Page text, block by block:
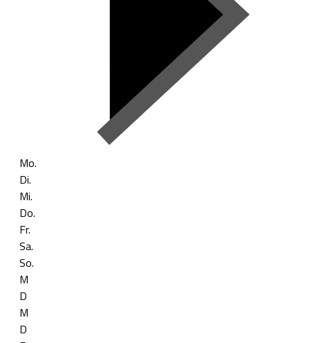
Mo.
Di.
Mi.
Do.
Fr.
Sa.
So.
M
D
M
D